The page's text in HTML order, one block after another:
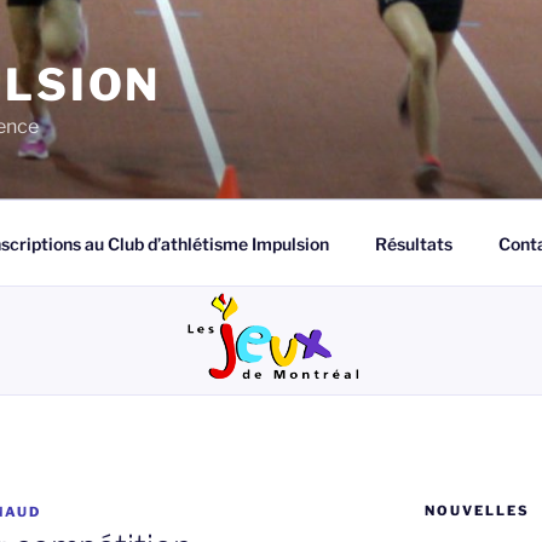
au Club d’athlétisme Impulsion Résultats
NOUVELLES